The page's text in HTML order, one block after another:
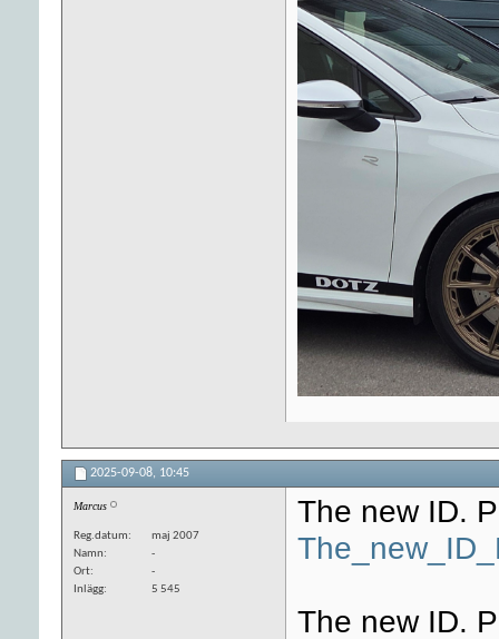
2025-09-08, 10:45
Marcus
Reg.datum
maj 2007
Namn
-
Ort
-
Inlägg
5 545
The new ID.
The new ID.